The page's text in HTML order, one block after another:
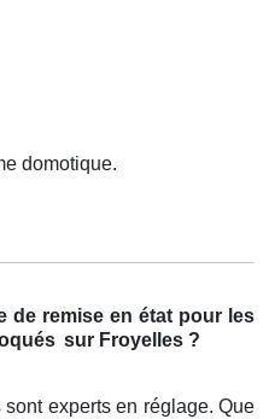
domotique.
de remise en état pour les
sur Froyelles ?
sont experts en réglage. Que